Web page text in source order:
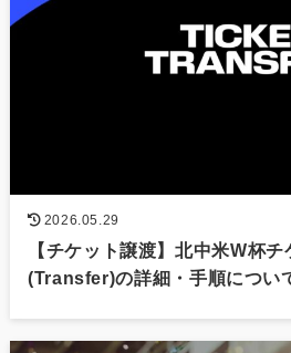
2026.05.29
【チケット譲渡】北中米W杯
(Transfer)の詳細・手順につい